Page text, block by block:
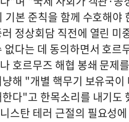
기본 준칙을 함께 수호해
정상회담 직전에 열린
없다는 데 동의하면서 호
호르무즈 해협 봉쇄 문제
해 "개별 핵무기 보유국
다"고 한목소리를 내기도
스탄 테러 근절의 필요성